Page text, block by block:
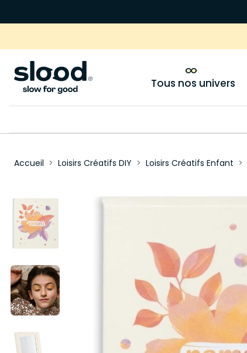
Tous nos univers
Accueil Loisirs Créatifs DIY Loisirs Créatifs Enfant